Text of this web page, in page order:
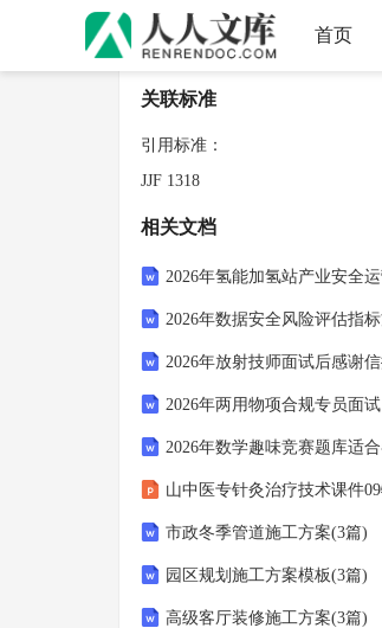
首页
关联标准
引用标准：
JJF 1318
相关文档
2026年两用物项合规专员面试
市政冬季管道施工方案(3篇)
园区规划施工方案模板(3篇)
高级客厅装修施工方案(3篇)